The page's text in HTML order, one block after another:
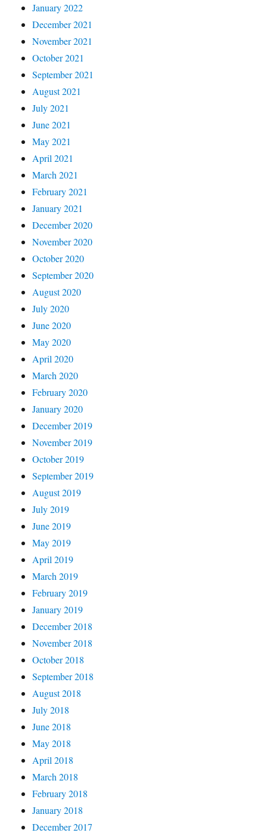
January 2022
December 2021
November 2021
October 2021
September 2021
August 2021
July 2021
June 2021
May 2021
April 2021
March 2021
February 2021
January 2021
December 2020
November 2020
October 2020
September 2020
August 2020
July 2020
June 2020
May 2020
April 2020
March 2020
February 2020
January 2020
December 2019
November 2019
October 2019
September 2019
August 2019
July 2019
June 2019
May 2019
April 2019
March 2019
February 2019
January 2019
December 2018
November 2018
October 2018
September 2018
August 2018
July 2018
June 2018
May 2018
April 2018
March 2018
February 2018
January 2018
December 2017